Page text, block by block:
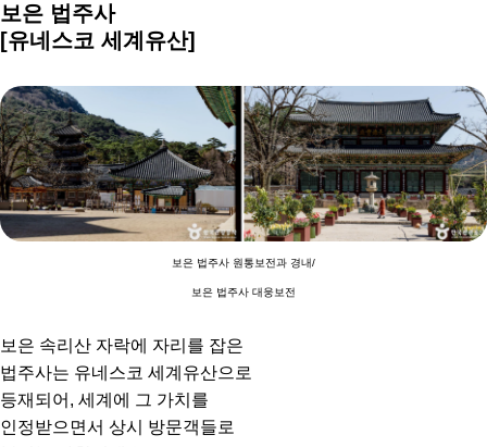
보은 법주사
[유네스코 세계유산]
보은 법주사 원통보전과 경내/
보은 법주사 대웅보전
보은 속리산 자락에 자리를 잡은
법주사는 유네스코 세계유산으로
등재되어, 세계에 그 가치를
인정받으면서 상시 방문객들로